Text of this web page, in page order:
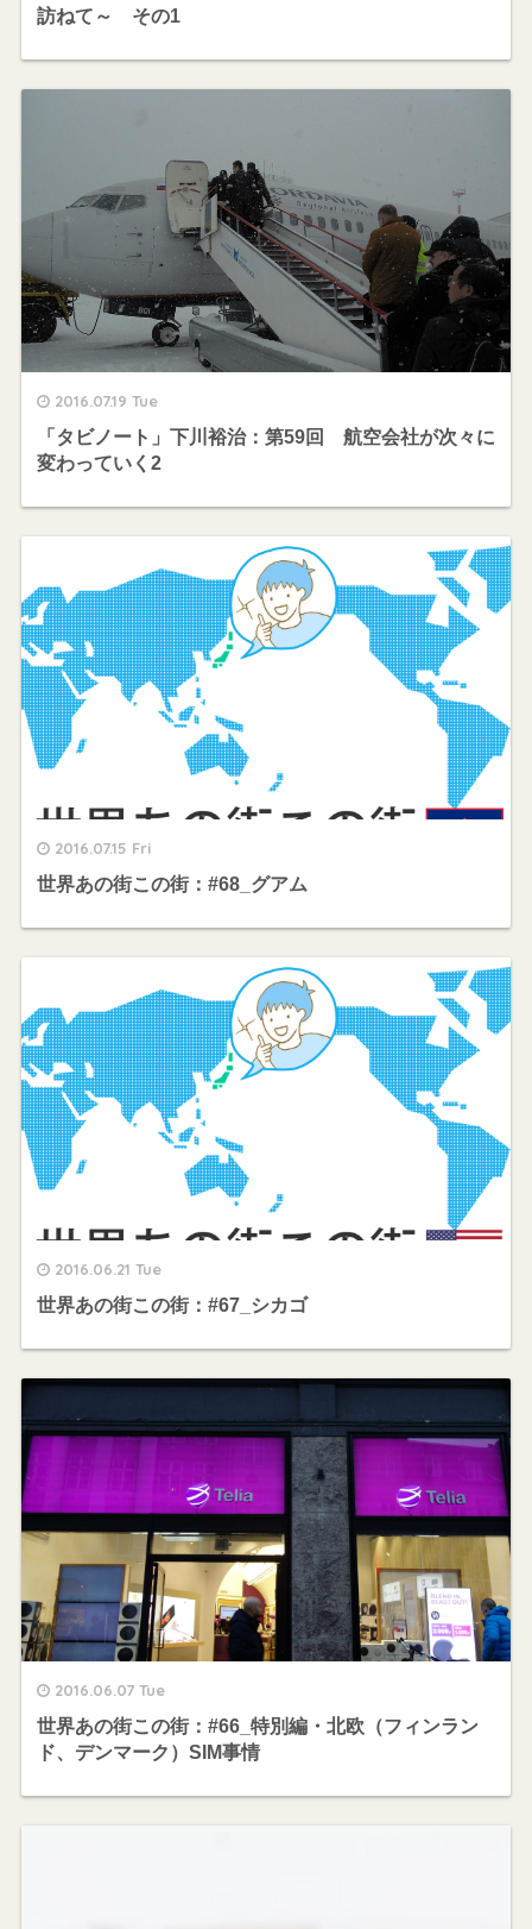
訪ねて～ その1
2016.07.19 Tue
「タビノート」下川裕治：第59回 航空会社が次々に
変わっていく2
2016.07.15 Fri
世界あの街この街：#68_グアム
2016.06.21 Tue
世界あの街この街：#67_シカゴ
2016.06.07 Tue
世界あの街この街：#66_特別編・北欧（フィンラン
ド、デンマーク）SIM事情